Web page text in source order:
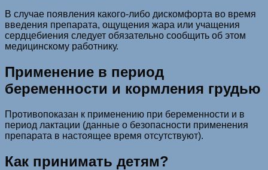
В случае появления какого-либо дискомфорта во время
введения препарата, ощущения жара или учащения
сердцебиения следует обязательно сообщить об этом
медицинскому работнику.
Применение в период
беременности и кормления грудью
Противопоказан к применению при беременности и в
период лактации (данные о безопасности применения
препарата в настоящее время отсутствуют).
Как принимать детям?